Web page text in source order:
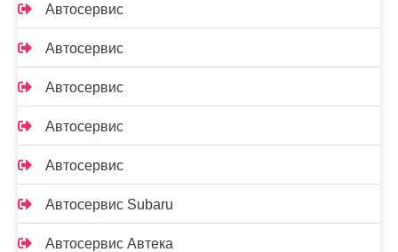
Автосервис
Автосервис
Автосервис
Автосервис
Автосервис
Автосервис Subaru
Автосервис Автека